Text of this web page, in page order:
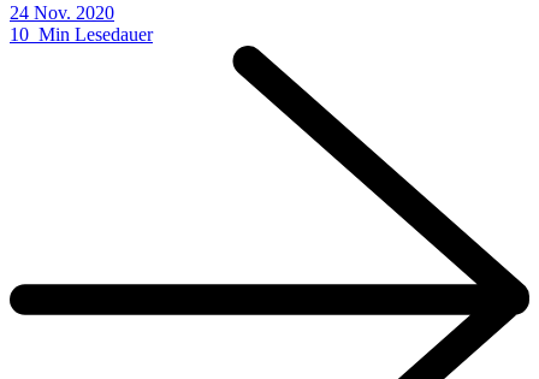
24 Nov. 2020
10 Min Lesedauer